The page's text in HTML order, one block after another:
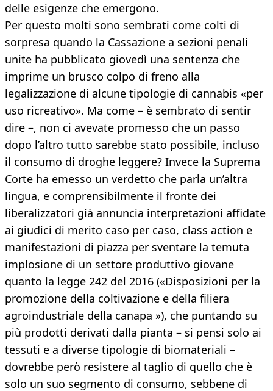
delle esigenze che emergono.
Per questo molti sono sembrati come colti di
sorpresa quando la Cassazione a sezioni penali
unite ha pubblicato giovedì una sentenza che
imprime un brusco colpo di freno alla
legalizzazione di alcune tipologie di cannabis «per
uso ricreativo». Ma come – è sembrato di sentir
dire –, non ci avevate promesso che un passo
dopo l’altro tutto sarebbe stato possibile, incluso
il consumo di droghe leggere? Invece la Suprema
Corte ha emesso un verdetto che parla un’altra
lingua, e comprensibilmente il fronte dei
liberalizzatori già annuncia interpretazioni affidate
ai giudici di merito caso per caso, class action e
manifestazioni di piazza per sventare la temuta
implosione di un settore produttivo giovane
quanto la legge 242 del 2016 («Disposizioni per la
promozione della coltivazione e della filiera
agroindustriale della canapa »), che puntando su
più prodotti derivati dalla pianta – si pensi solo ai
tessuti e a diverse tipologie di biomateriali –
dovrebbe però resistere al taglio di quello che è
solo un suo segmento di consumo, sebbene di